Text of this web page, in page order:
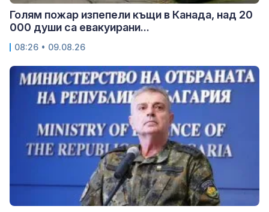
Голям пожар изпепели къщи в Канада, над 20
000 души са евакуирани...
08:26 • 09.08.26